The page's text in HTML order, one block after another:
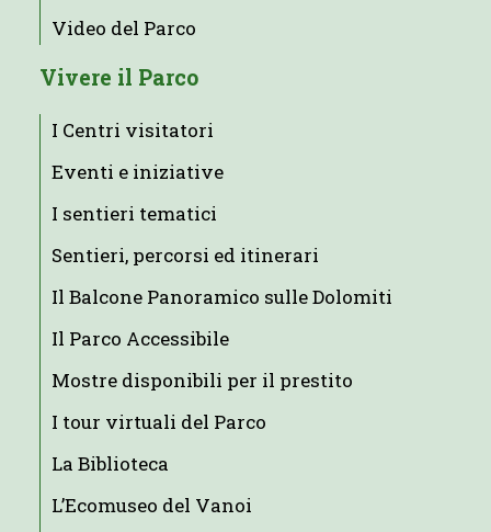
Video del Parco
Vivere il Parco
I Centri visitatori
Eventi e iniziative
I sentieri tematici
Sentieri, percorsi ed itinerari
Il Balcone Panoramico sulle Dolomiti
Il Parco Accessibile
Mostre disponibili per il prestito
I tour virtuali del Parco
La Biblioteca
L’Ecomuseo del Vanoi